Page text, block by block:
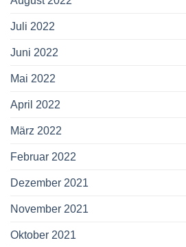
Juli 2022
Juni 2022
Mai 2022
April 2022
März 2022
Februar 2022
Dezember 2021
November 2021
Oktober 2021